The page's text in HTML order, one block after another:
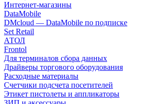
Интернет-магазины
DataMobile
DMcloud — DataMobile по подписке
Set Retail
АТОЛ
Frontol
Для терминалов сбора данных
Драйверы торгового оборудования
Расходные материалы
Счетчики подсчета посетителей
Этикет пистолеты и аппликаторы